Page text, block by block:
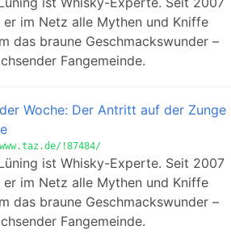
im Netz alle Mythen und Kniffe
das braune Geschmackswunder –
Fangemeinde.
Woche: Der Antritt auf der Zunge
!87484/
ist Whisky-Experte. Seit 2007
im Netz alle Mythen und Kniffe
das braune Geschmackswunder –
Fangemeinde.